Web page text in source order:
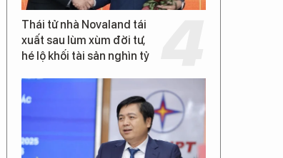
Thái tử nhà Novaland tái
xuất sau lùm xùm đời tư,
hé lộ khối tài sản nghìn tỷ